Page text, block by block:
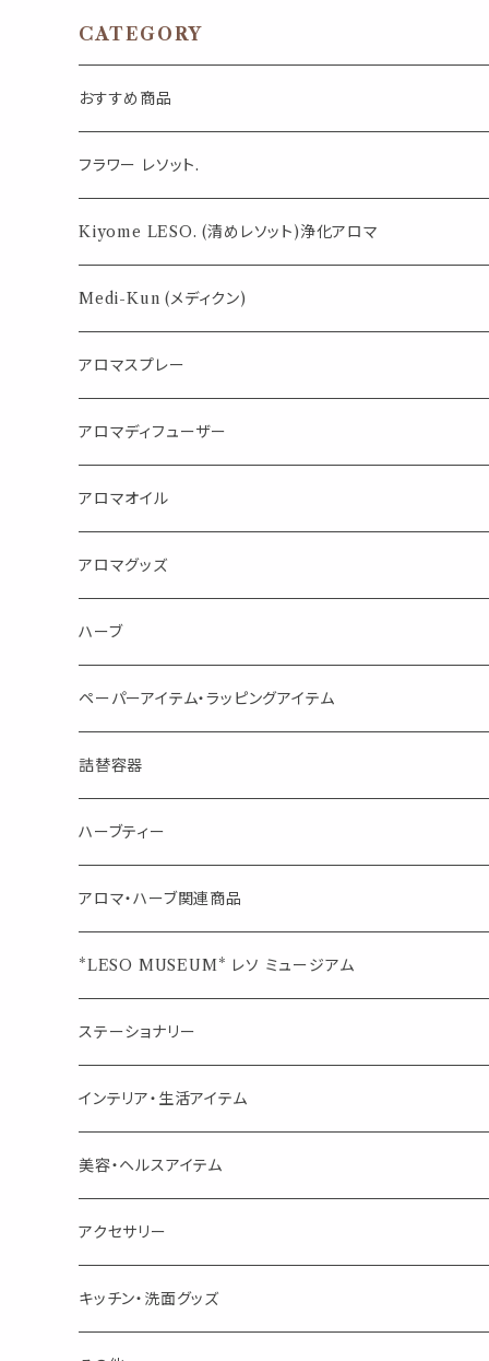
ロマスプレー
CATEGORY
おすすめ商品
気になる虫対策に
薄荷の香りで体感温度-4℃ !? スースーシリーズ
パロサント
フラワー レソット.
Kiyome LESO. (清めレソット)浄化アロマ
Medi-Kun (メディクン)
アロマスプレー
目的で選ぶ
蒸し暑い夏やリフレッシュに
消臭に（用途：空間や衣服）
FLOWER LESO. フラワレソット
Kiyome LESO. キヨメ レソット
体感-4℃ !? 薄荷をブレンドしたアロマスプレー
AroMachi アロマチ 町の香り
Mask&Pillow Aroma
アロマディフューザー
アロマオイル
エッセンシャルオイル
シングル
ブレンド
キャリアオイル
アロマグッズ
エッセンシャルオイル
ディフューザー
ハーブ
サシェ・香り袋
ハーブティー
シングル
ブレンド
箱入りアソート
キャンディー
ペーパーアイテム・ラッピングアイテム
シーリングワックス シール
ペーパークリップ
ウェルカムボード・装飾
席札クリップ
プチギフト
詰替容器
ロールオンボトル
スプレーボトル
スポイトボトル
精油用ボトル
ポンプ式ボトル
リップ容器
スクリュー容器
チューブ
ハーブティー
ブレンド
ジュエル オブ ビューティー
美人さんのハーブティー
シングル
アロマ・ハーブ関連商品
エッセンシャルオイル
シングル
ブレンド
クラフト器材・道具
キャリアオイル・ワックス
道具
お香・サシェ・キャンドル
線香
サシェ・香り袋
ディフューザー
アロマオイルウォーマー
アロマストーン
*LESO MUSEUM* レソ ミュージアム
ステーショナリー
デザインクリップ
記号（ハート,星,etc）
音楽・楽器
ページオープナー・ワイドクリップ
ポストカード・メッセージカード
フック・マグネット・画鋲
インテリア・生活アイテム
オブジェ
キャンドル・お香
ウォールアイテム
美容・ヘルスアイテム
アクセサリー
ブローチ・ピンバッチ
キッチン・洗面グッズ